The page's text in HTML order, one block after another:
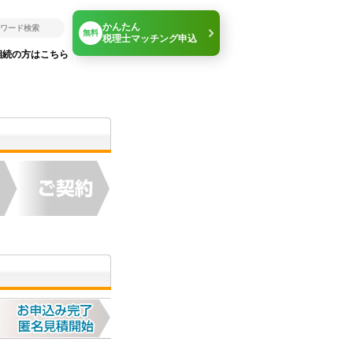
続の方はこちら
無料
かんたん
税理士マッチング申込